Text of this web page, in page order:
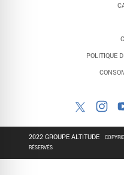
POLITIQUE
2022 GROUPE ALTITUDE
RÉSERVÉS